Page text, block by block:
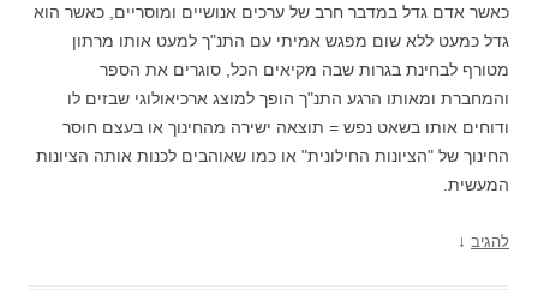
כאשר אדם גדל במדבר חרב של ערכים אנושיים ומוסריים, כאשר הוא
גדל כמעט ללא שום מפגש אמיתי עם התנ"ך למעט אותו מרתון
מטורף לבחינת בגרות שבה מקיאים הכל, סוגרים את הספר
והמחברת ומאותו הרגע התנ"ך הופך למוצג ארכיאולוגי שבזים לו
ודוחים אותו בשאט נפש = תוצאה ישירה מהחינוך או בעצם חוסר
החינוך של "הציונות החילונית" או כמו שאוהבים לכנות אותה הציונות
המעשית.
להגיב ↓